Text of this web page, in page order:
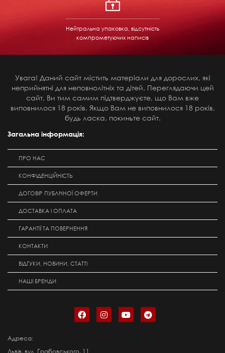
Нейтральна упаковка, відсутність
компрометуючих написів
Увага! Даний сайт містить матеріали для дорослих, які
неприйнятні для неповнолітніх та дітей. Переглядаючи цей
сайт, Ви тим самим підтверджуєте, що Вам вже
виповнилося 18 років. Якщо Вам не виповнилося 18 років,
будь ласка, покиньте сайт.
Загальна інформація:
ПРО НАС
КОНФІДЕНЦІЙНІСТЬ
ДОГОВІР ПУБЛІЧНОЇ ОФЕРТИ
ДОСТАВКА І ОПЛАТА
ГАРАНТІЇ ТА ПОВЕРНЕННЯ
КОНТАКТИ
ВІДГУКИ, НОВИНИ, СТАТТІ
НАШІ БРЕНДИ
Адреса:
Львів, вул. Грабовського, 11